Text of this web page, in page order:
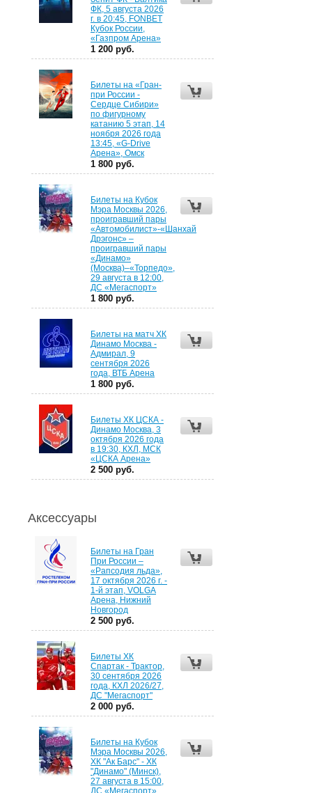
ФК, 5 августа 2026
г. в 20:45, FONBET
Кубок России,
«Газпром Арена»
1 200 руб.
Билеты на «Гран-
при России -
Сердце Сибири»
по фигурному
катанию 5 этап, 14
ноября 2026 года
13:45, «G-Drive
Арена», Омск
1 800 руб.
Билеты на Кубок
Мэра Москвы 2026,
проигравший пары
«Автомобилист»-«Шанхай
Дрэгонс» –
проигравший пары
«Динамо»
(Москва)–«Торпедо»,
29 августа в 12:00,
ДС «Мегаспорт»
1 800 руб.
Билеты на матч ХК
Динамо Москва -
Адмирал, 9
сентября 2026
года, ВТБ Арена
1 800 руб.
Билеты ХК ЦСКА -
Динамо Москва, 3
октября 2026 года
в 19:30, КХЛ, МСК
«ЦСКА Арена»
2 500 руб.
Аксессуары
Билеты на Гран
При России –
«Рапсодия льда»,
17 октября 2026 г. -
1-й этап, VOLGA
Арена, Нижний
Новгород
2 500 руб.
Билеты ХК
Спартак - Трактор,
30 сентября 2026
года, КХЛ 2026/27,
ДС "Мегаспорт"
2 000 руб.
Билеты на Кубок
Мэра Москвы 2026,
ХК "Ак Барс" - ХК
"Динамо" (Минск),
27 августа в 15:00,